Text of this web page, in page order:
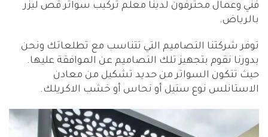
فني وعمال محترفون لدينا معلم تركيب سواتر قص ليزر
بالرياض.
توفر شركتنا التصاميم التي تتناسب مع تطلعاتك ونحن
بدورنا نقوم بتجهيز تلك التصاميم عن الموافقة عليها.
حيث تتكون السواتر من حديد تشكيل من معادن
الاستانلس نوع ستيل أو نحاس أو خشب الاكريلك.